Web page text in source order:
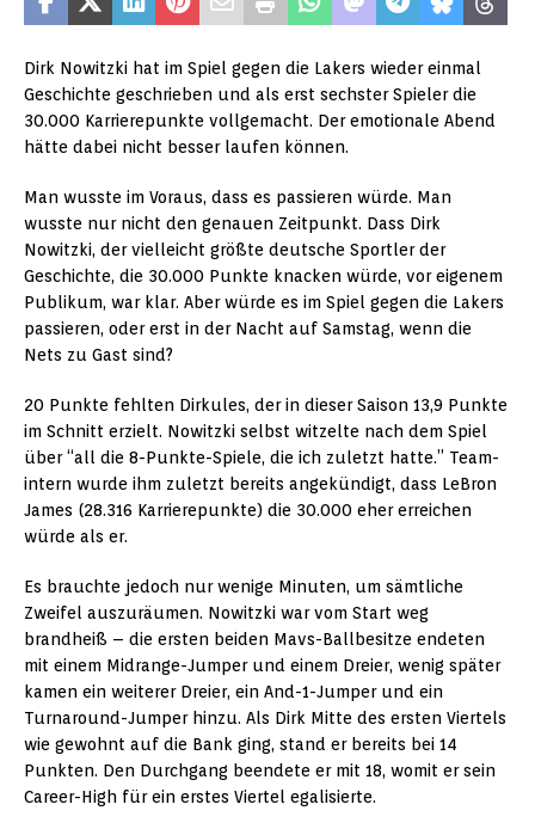
Dirk Nowitzki hat im Spiel gegen die Lakers wieder einmal
Geschichte geschrieben und als erst sechster Spieler die
30.000 Karrierepunkte vollgemacht. Der emotionale Abend
hätte dabei nicht besser laufen können.
Man wusste im Voraus, dass es passieren würde. Man
wusste nur nicht den genauen Zeitpunkt. Dass Dirk
Nowitzki, der vielleicht größte deutsche Sportler der
Geschichte, die 30.000 Punkte knacken würde, vor eigenem
Publikum, war klar. Aber würde es im Spiel gegen die Lakers
passieren, oder erst in der Nacht auf Samstag, wenn die
Nets zu Gast sind?
20 Punkte fehlten Dirkules, der in dieser Saison 13,9 Punkte
im Schnitt erzielt. Nowitzki selbst witzelte nach dem Spiel
über “all die 8-Punkte-Spiele, die ich zuletzt hatte.” Team-
intern wurde ihm zuletzt bereits angekündigt, dass LeBron
James (28.316 Karrierepunkte) die 30.000 eher erreichen
würde als er.
Es brauchte jedoch nur wenige Minuten, um sämtliche
Zweifel auszuräumen. Nowitzki war vom Start weg
brandheiß – die ersten beiden Mavs-Ballbesitze endeten
mit einem Midrange-Jumper und einem Dreier, wenig später
kamen ein weiterer Dreier, ein And-1-Jumper und ein
Turnaround-Jumper hinzu. Als Dirk Mitte des ersten Viertels
wie gewohnt auf die Bank ging, stand er bereits bei 14
Punkten. Den Durchgang beendete er mit 18, womit er sein
Career-High für ein erstes Viertel egalisierte.